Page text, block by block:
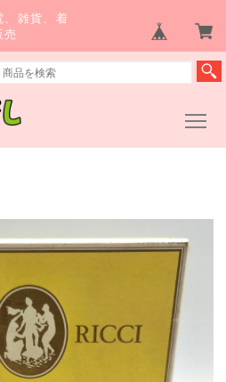
、雑貨、着
売